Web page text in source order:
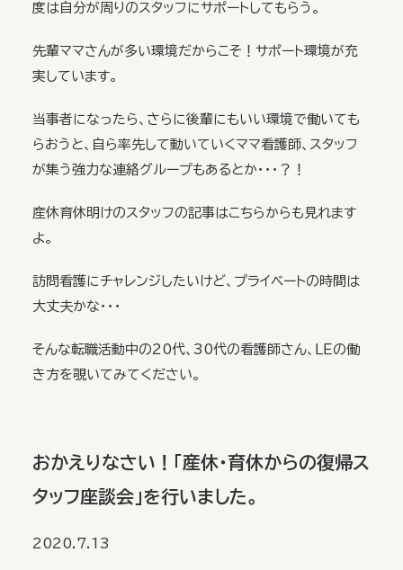
度は自分が周りのスタッフにサポートしてもらう。
先輩ママさんが多い環境だからこそ！サポート環境が充
実しています。
当事者になったら、さらに後輩にもいい環境で働いても
らおうと、自ら率先して動いていくママ看護師、スタッフ
が集う強力な連絡グループもあるとか・・・？！
産休育休明けのスタッフの記事はこちらからも見れます
よ。
訪問看護にチャレンジしたいけど、プライベートの時間は
大丈夫かな・・・
そんな転職活動中の20代、30代の看護師さん、ＬＥの働
き方を覗いてみてください。
おかえりなさい！「産休・育休からの復帰ス
タッフ座談会」を行いました。
2020.7.13